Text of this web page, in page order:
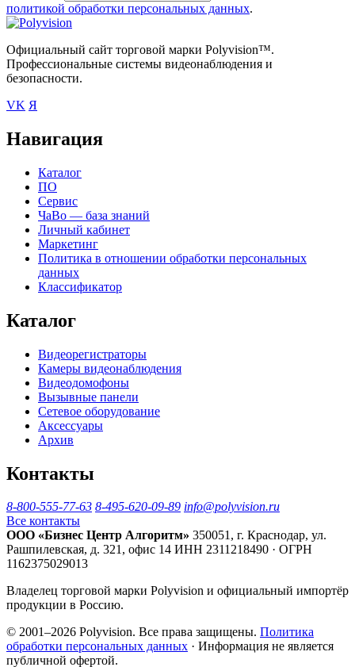
политикой обработки персональных данных.
Официальный сайт торговой марки Polyvision™.
Профессиональные системы видеонаблюдения и
безопасности.
VK Я
Навигация
Каталог
ПО
Сервис
ЧаВо — база знаний
Личный кабинет
Маркетинг
Политика в отношении обработки персональных
данных
Классификатор
Каталог
Видеорегистраторы
Камеры видеонаблюдения
Видеодомофоны
Вызывные панели
Сетевое оборудование
Аксессуары
Архив
Контакты
8-800-555-77-63 8-495-620-09-89 info@polyvision.ru
Все контакты
ООО «Бизнес Центр Алгоритм» 350051, г. Краснодар, ул.
Рашпилевская, д. 321, офис 14 ИНН 2311218490 · ОГРН
1162375029013
Владелец торговой марки Polyvision и официальный импортёр
продукции в Россию.
© 2001–2026 Polyvision. Все права защищены. Политика
обработки персональных данных · Информация не является
публичной офертой.